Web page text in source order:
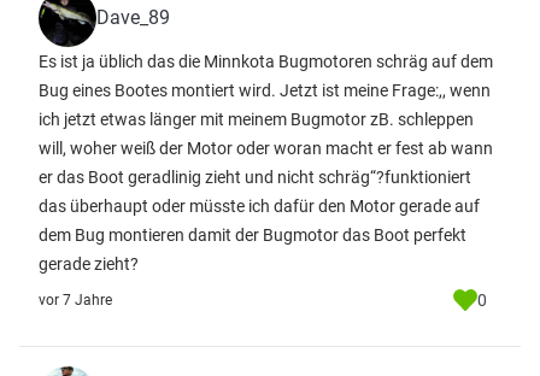
Dave_89
Es ist ja üblich das die Minnkota Bugmotoren schräg auf dem
Bug eines Bootes montiert wird. Jetzt ist meine Frage:,, wenn
ich jetzt etwas länger mit meinem Bugmotor zB. schleppen
will, woher weiß der Motor oder woran macht er fest ab wann
er das Boot geradlinig zieht und nicht schräg“?funktioniert
das überhaupt oder müsste ich dafür den Motor gerade auf
dem Bug montieren damit der Bugmotor das Boot perfekt
gerade zieht?
vor 7 Jahre 0